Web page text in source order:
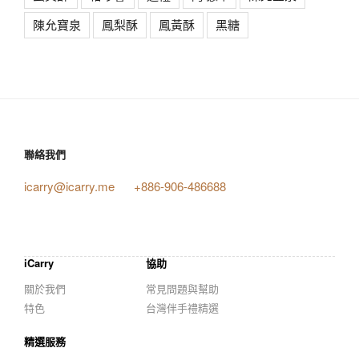
陳允寶泉
鳳梨酥 鳳黃酥 黑糖
聯絡我們
icarry@icarry.me +886-906-486688
iCarry
關於我們
特色
協助
常見問題與幫助
台灣伴手禮精選
精選服務